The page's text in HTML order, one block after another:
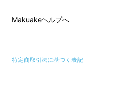
Makuakeヘルプへ
特定商取引法に基づく表記